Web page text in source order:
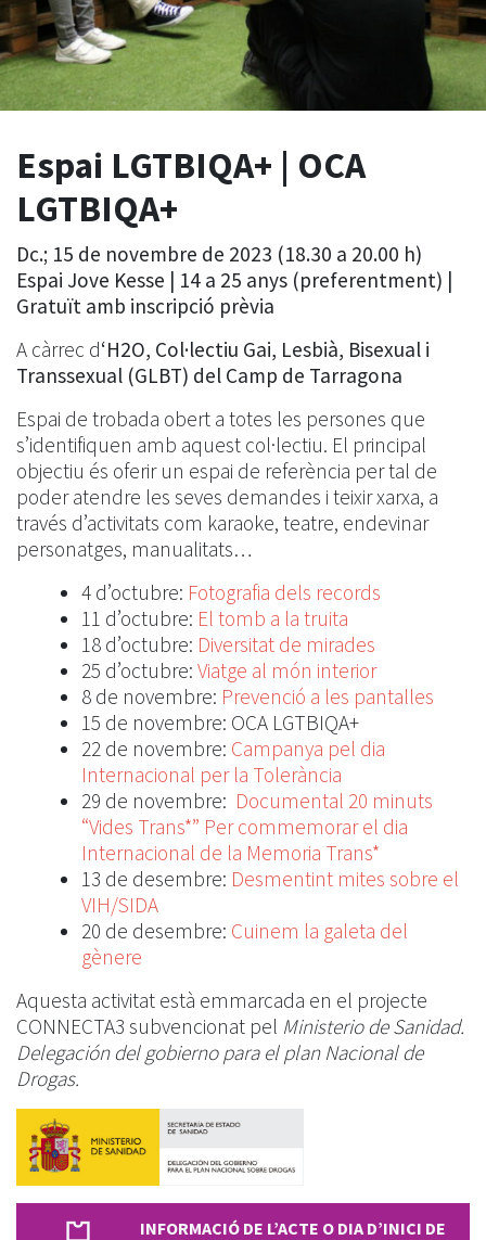
Espai LGTBIQA+ | OCA
LGTBIQA+
Dc.; 15 de novembre de 2023 (18.30 a 20.00 h)
Espai Jove Kesse | 14 a 25 anys (preferentment) |
Gratuït amb inscripció prèvia
A càrrec d‘H2O, Col·lectiu Gai, Lesbià, Bisexual i
Transsexual (GLBT) del Camp de Tarragona
Espai de trobada obert a totes les persones que
s’identifiquen amb aquest col·lectiu. El principal
objectiu és oferir un espai de referència per tal de
poder atendre les seves demandes i teixir xarxa, a
través d’activitats com karaoke, teatre, endevinar
personatges, manualitats…
4 d’octubre: Fotografia dels records
11 d’octubre: El tomb a la truita
18 d’octubre: Diversitat de mirades
25 d’octubre: Viatge al món interior
8 de novembre: Prevenció a les pantalles
15 de novembre: OCA LGTBIQA+
22 de novembre: Campanya pel dia
Internacional per la Tolerància
29 de novembre: Documental 20 minuts
“Vides Trans*” Per commemorar el dia
Internacional de la Memoria Trans*
13 de desembre: Desmentint mites sobre el
VIH/SIDA
20 de desembre: Cuinem la galeta del
gènere
Aquesta activitat està emmarcada en el projecte
CONNECTA3 subvencionat pel Ministerio de Sanidad.
Delegación del gobierno para el plan Nacional de
Drogas.
INFORMACIÓ DE L’ACTE O DIA D’INICI DE